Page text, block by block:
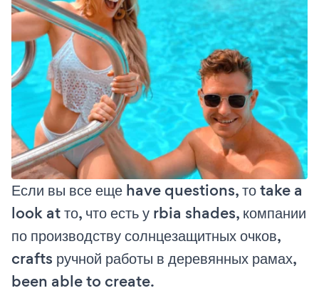
Если вы все еще have questions, то take a
look at то, что есть у rbia shades, компании
по производству солнцезащитных очков,
crafts ручной работы в деревянных рамах,
been able to create.